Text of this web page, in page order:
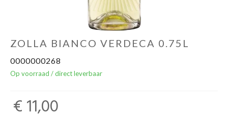
Geels Witteke De Maan's Jenever
ZOLLA BIANCO VERDECA 0.75L
0000000268
Op voorraad / direct leverbaar
€ 11,00